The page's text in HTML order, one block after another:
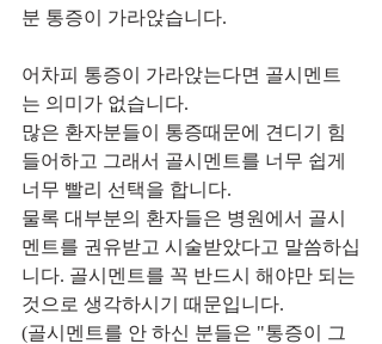
분 통증이 가라앉습니다.
어차피 통증이 가라앉는다면 골시멘트
는 의미가 없습니다.
많은 환자분들이 통증때문에 견디기 힘
들어하고 그래서 골시멘트를 너무 쉽게
너무 빨리 선택을 합니다.
물록 대부분의 환자들은 병원에서 골시
멘트를 권유받고 시술받았다고 말씀하십
니다. 골시멘트를 꼭 반드시 해야만 되는
것으로 생각하시기 때문입니다.
(골시멘트를 안 하신 분들은 "통증이 그